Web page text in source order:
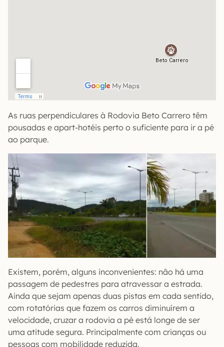
As ruas perpendiculares à Rodovia Beto Carrero têm
pousadas e apart-hotéis perto o suficiente para ir a pé
ao parque.
Existem, porém, alguns inconvenientes: não há uma
passagem de pedestres para atravessar a estrada.
Ainda que sejam apenas duas pistas em cada sentido,
com rotatórias que fazem os carros diminuírem a
velocidade, cruzar a rodovia a pé está longe de ser
uma atitude segura. Principalmente com crianças ou
pessoas com mobilidade reduzida.